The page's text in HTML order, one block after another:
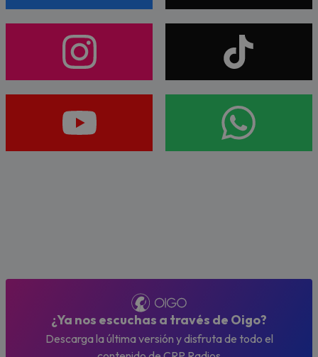
¿Ya nos escuchas a través de Oigo?
Descarga la última versión y disfruta de todo el